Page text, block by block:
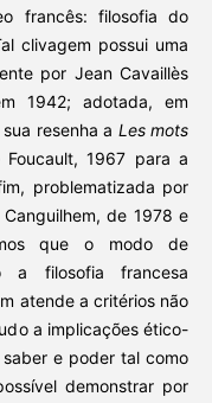
francês: filosofia do
clivagem possui uma
por Jean Cavaillès
1942; adotada, em
resenha a Les mots
1967 para a
problematizada por
de 1978 e
que o modo de
a filosofia francesa
atende a critérios não
a implicações ético-
e poder tal como
demonstrar por